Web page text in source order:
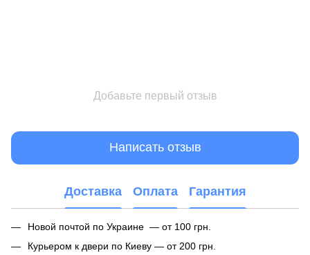
Добавьте первый отзыв
Написать отзыв
Доставка Оплата Гарантия
Новой почтой по Украине — от 100 грн.
Курьером к двери по Киеву — от 200 грн.